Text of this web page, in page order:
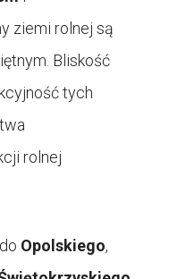
ziemi rolnej są
Bliskość
tych
rolnej
Opolskiego,